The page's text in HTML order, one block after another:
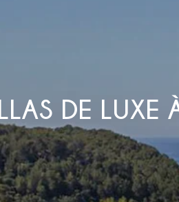
DE LUXE